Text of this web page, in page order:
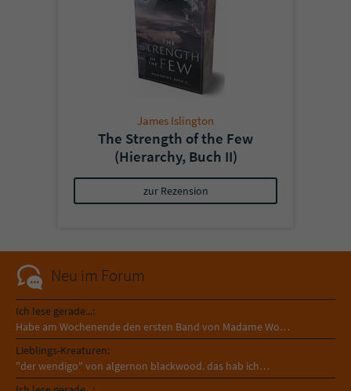
James Islington
The Strength of the Few
(Hierarchy, Buch II)
zur Rezension
Neu im Forum
Ich lese gerade...:
Habe am Wochenende den ersten Band von Madame Wo…
Lieblings-Kreaturen:
"der wendigo" von algernon blackwood. das hab ich…